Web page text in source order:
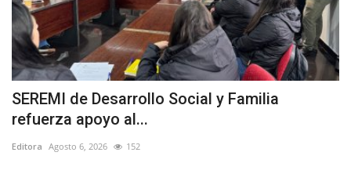
SEREMI de Desarrollo Social y Familia
refuerza apoyo al...
Editora Agosto 6, 2026 152